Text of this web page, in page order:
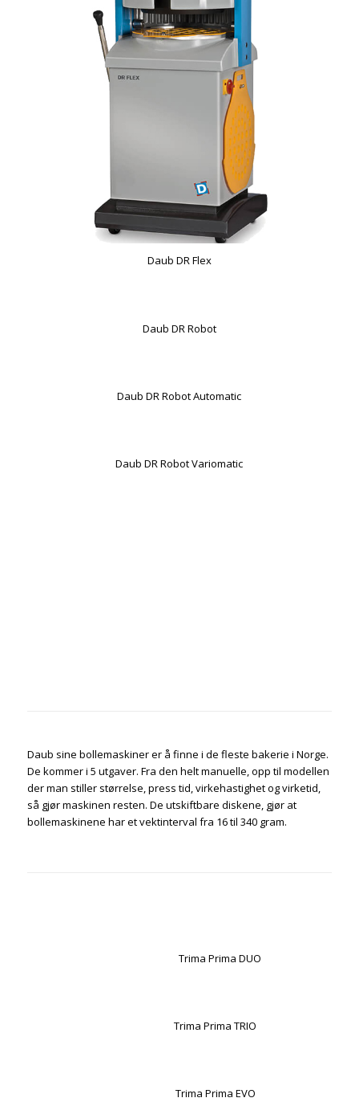
Daub DR Flex
Daub DR Robot
Daub DR Robot Automatic
Daub DR Robot Variomatic
Daub sine bollemaskiner er å finne i de fleste bakerie i Norge.
De kommer i 5 utgaver. Fra den helt manuelle, opp til modellen
der man stiller størrelse, press tid, virkehastighet og virketid,
så gjør maskinen resten. De utskiftbare diskene, gjør at
bollemaskinene har et vektinterval fra 16 til 340 gram.
Trima Prima DUO
Trima Prima TRIO
Trima Prima EVO